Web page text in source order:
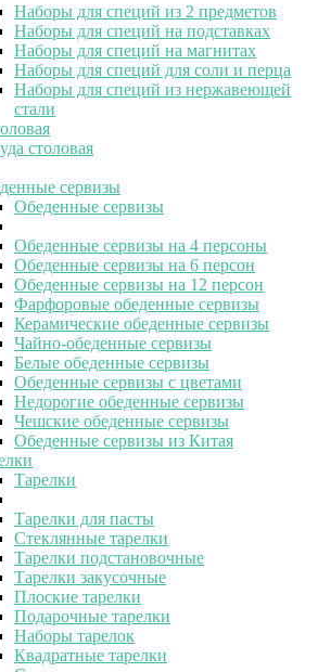
Наборы для специй из 2 предметов
Наборы для специй на подставках
Наборы для специй на магнитах
Наборы для специй для соли и перца
Наборы для специй из нержавеющей
стали
столовая
сервизы
Обеденные сервизы
Обеденные сервизы на 4 персоны
Обеденные сервизы на 6 персон
Обеденные сервизы на 12 персон
Фарфоровые обеденные сервизы
Керамические обеденные сервизы
Чайно-обеденные сервизы
Белые обеденные сервизы
Обеденные сервизы с цветами
Недорогие обеденные сервизы
Чешские обеденные сервизы
Обеденные сервизы из Китая
Тарелки
Тарелки для пасты
Стеклянные тарелки
Тарелки подстановочные
Тарелки закусочные
Плоские тарелки
Подарочные тарелки
Наборы тарелок
Квадратные тарелки